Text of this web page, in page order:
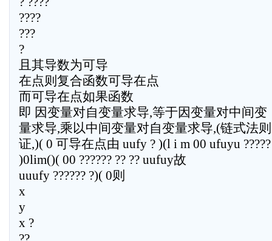
????
???
?
且其导数为可导
在点则复合函数可导在点
而可导在点如果函数
即 因变量对自变量求导,等于因变量对中间变
量求导,乘以中间变量对自变量求导,(链式法
证,)( 0 可导在点由 uufy ? )(l i m 00 ufuyu ?????
)0lim()( 00 ?????? ?? ?? uufuy故
uuufy ?????? ?)( 0则
x
y
x ?